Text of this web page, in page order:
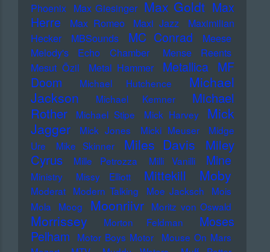
Phoenix Max Giesinger Max Goldt Max
Herre
Max Romeo Maxi Jazz
Maximilian
Hecker
MBSounds MC Conrad
Meese
Melody's Echo Chamber
Mense Reents
Mesut Özil
Metal Hammer Metallica MF
Doom
Michael Hutchence
Michael
Jackson
Michael Kemner
Michael
Rother
Michael Stipe Mick Harvey
Mick
Jagger
Mick Jones Micki Meuser
Midge
Ure
Mike Skinner Miles Davis
Miley
Cyrus
Mille Petrozza Milli Vanilli Mine
Ministry Missy Elliott Mittekill Moby
Moderat Modern Talking Moe Jacksch
Mois
Mola
Moog Moonriivr Moritz von Oswald
Morrissey Morton Feldman
Moses
Pelham
Motor Boys Motor
Mouse On Mars